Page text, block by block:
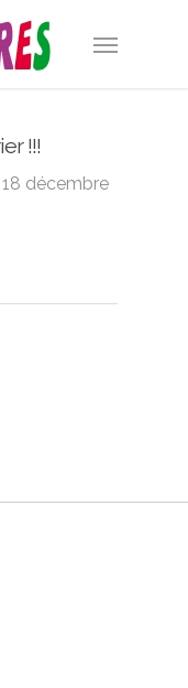
!!!
18 décembre